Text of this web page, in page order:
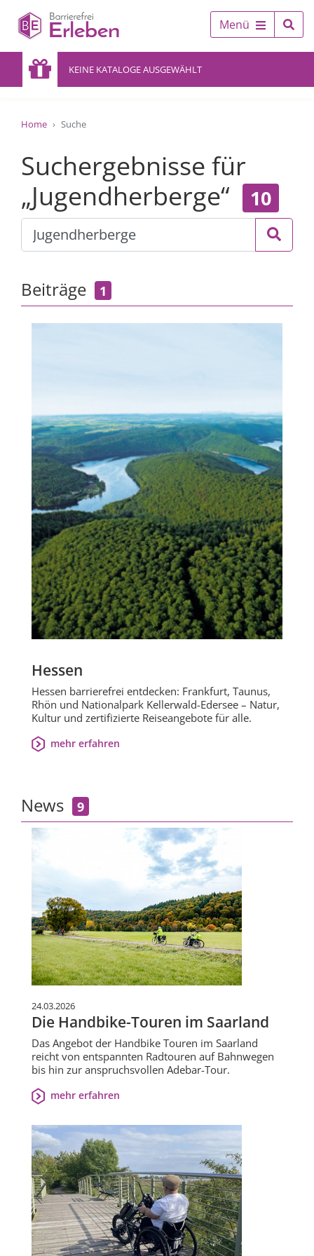
Menü
KEINE KATALOGE AUSGEWÄHLT
Home Suche
Suchergebnisse für
„Jugendherberge“
10
Beiträge 1
Hessen
Hessen barrierefrei entdecken: Frankfurt, Taunus,
Rhön und Nationalpark Kellerwald-Edersee – Natur,
Kultur und zertifizierte Reiseangebote für alle.
mehr erfahren
News 9
24.03.2026
Die Handbike-Touren im Saarland
Das Angebot der Handbike Touren im Saarland
reicht von entspannten Radtouren auf Bahnwegen
bis hin zur anspruchsvollen Adebar-Tour.
mehr erfahren